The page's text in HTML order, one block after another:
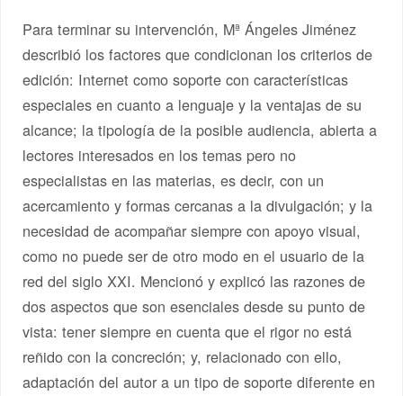
Para terminar su intervención, Mª Ángeles Jiménez
describió los factores que condicionan los criterios de
edición: Internet como soporte con características
especiales en cuanto a lenguaje y la ventajas de su
alcance; la tipología de la posible audiencia, abierta a
lectores interesados en los temas pero no
especialistas en las materias, es decir, con un
acercamiento y formas cercanas a la divulgación; y la
necesidad de acompañar siempre con apoyo visual,
como no puede ser de otro modo en el usuario de la
red del siglo XXI. Mencionó y explicó las razones de
dos aspectos que son esenciales desde su punto de
vista: tener siempre en cuenta que el rigor no está
reñido con la concreción; y, relacionado con ello,
adaptación del autor a un tipo de soporte diferente en